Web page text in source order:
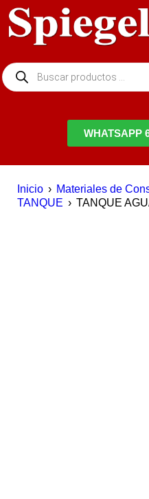
WHATSAPP
Inicio › Materiales de
TANQUE › TANQUE